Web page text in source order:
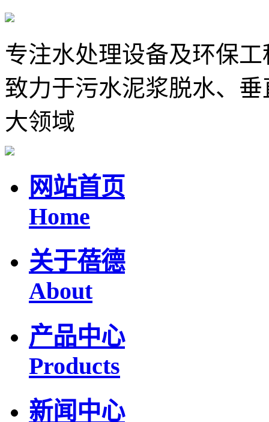
专注水处理设备及环保工
致力于污水泥浆脱水、
大领域
网站首页
Home
关于蓓德
About
产品中心
Products
新闻中心